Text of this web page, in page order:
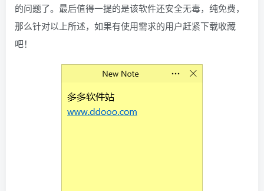
的问题了。最后值得一提的是该软件还安全无毒，纯免费，
那么针对以上所述，如果有使用需求的用户赶紧下载收藏
吧！